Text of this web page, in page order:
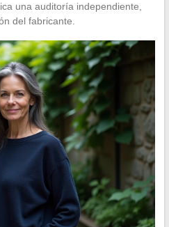
una auditoría independiente,
del fabricante.